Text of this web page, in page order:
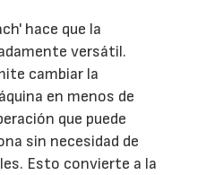
hace que la
versátil.
cambiar la
en menos de
que puede
sin necesidad de
Esto convierte a la